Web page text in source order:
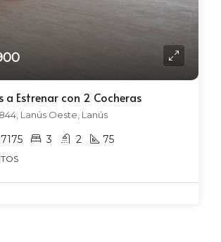
a Estrenar con 2 Cocheras
Lanús Oeste, Lanús
3 2 75